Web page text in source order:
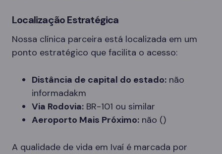
Localização Estratégica
Nossa clínica parceira está localizada em um
ponto estratégico que facilita o acesso:
Distância de capital do estado: não
informadakm
Via Rodovia: BR-101 ou similar
Aeroporto Mais Próximo: não ()
A qualidade de vida em Ivaí é marcada por